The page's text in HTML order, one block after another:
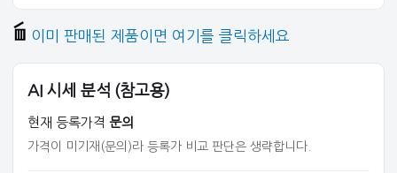
이미 판매된 제품이면 여기를 클릭하세요
AI 시세 분석 (참고용)
현재 등록가격 문의
가격이 미기재(문의)라 등록가 비교 판단은 생략합니다.